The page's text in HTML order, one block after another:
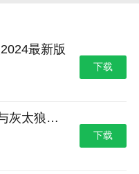
最新版
下载
蛋仔派对X喜羊羊与灰太狼联动第二弹版本
下载